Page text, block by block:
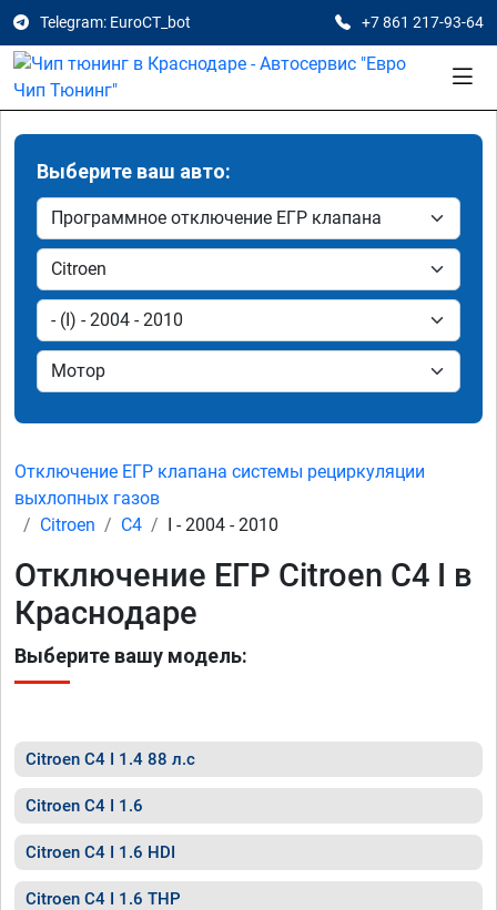
Telegram: EuroCT_bot +7 861 217-93-64
Выберите ваш авто:
Отключение ЕГР клапана системы рециркуляции
выхлопных газов
Citroen
C4 I - 2004 - 2010
Отключение ЕГР Citroen C4 I в
Краснодаре
Выберите вашу модель:
Citroen C4 I 1.4 88 л.с
Citroen C4 I 1.6
Citroen C4 I 1.6 HDI
Citroen C4 I 1.6 THP